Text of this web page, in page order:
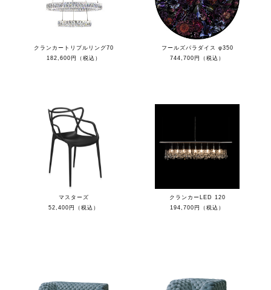
クランカートリプルリング70
182,600円（税込）
フールズパラダイス φ350
744,700円（税込）
マスターズ
52,400円（税込）
クランカーLED 120
194,700円（税込）